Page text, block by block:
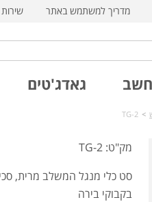
מדריך למשתמש באתר
גאדג'טים
>
TG-2
מק"ט: TG-2
סט כלי מנגל המשלב מרית,
בקבוקי בירה